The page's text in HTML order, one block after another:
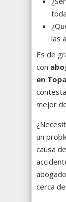
las
Es de
con
en
mejor
un
causa
cerca